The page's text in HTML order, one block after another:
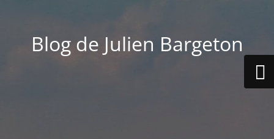
Blog de Julien Bargeton